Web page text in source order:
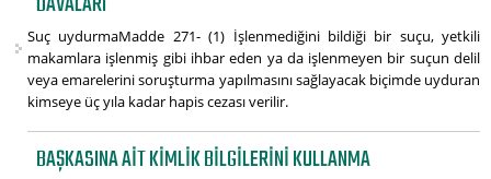
Suç uydurmaMadde 271- (1) İşlenmediğini bildiği bir suçu, yetkili
makamlara işlenmiş gibi ihbar eden ya da işlenmeyen bir suçun delil
veya emarelerini soruşturma yapılmasını sağlayacak biçimde uyduran
kimseye üç yıla kadar hapis cezası verilir.
BAŞKASINA AIT KIMLIK BILGILERINI KULLANMA